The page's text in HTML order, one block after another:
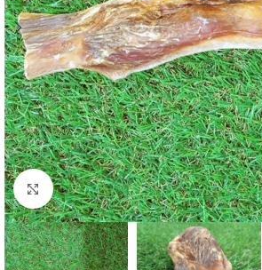
Haga Click para agrandar